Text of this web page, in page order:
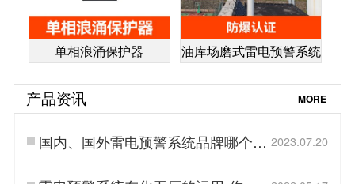
单相浪涌保护器 油库场磨式雷电预警系统
产品资讯 MORE
国内、国外雷电预警系统品牌哪个
好-点击查看-易造防雷…
2023.07.20